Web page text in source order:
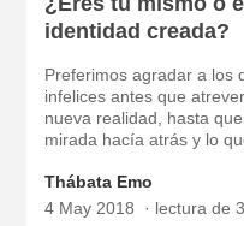
identidad creada?
Preferimos agradar a los
infelices antes que
nueva realidad, hasta
mirada hacía atrás y lo
Thábata Emo
4 May 2018
lectura de